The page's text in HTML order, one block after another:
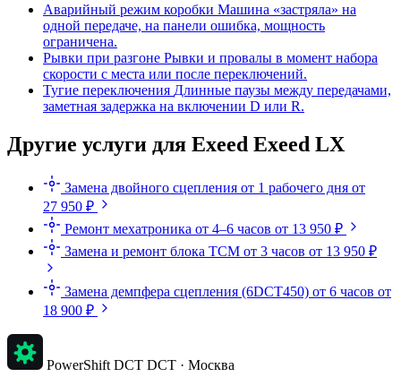
Аварийный режим коробки Машина «застряла» на
одной передаче, на панели ошибка, мощность
ограничена.
Рывки при разгоне Рывки и провалы в момент набора
скорости с места или после переключений.
Тугие переключения Длинные паузы между передачами,
заметная задержка на включении D или R.
Другие услуги для Exeed Exeed LX
Замена двойного сцепления от 1 рабочего дня от
27 950 ₽
Ремонт мехатроника от 4–6 часов от 13 950 ₽
Замена и ремонт блока TCM от 3 часов от 13 950 ₽
Замена демпфера сцепления (6DCT450) от 6 часов от
18 900 ₽
PowerShift DCT DCT · Москва